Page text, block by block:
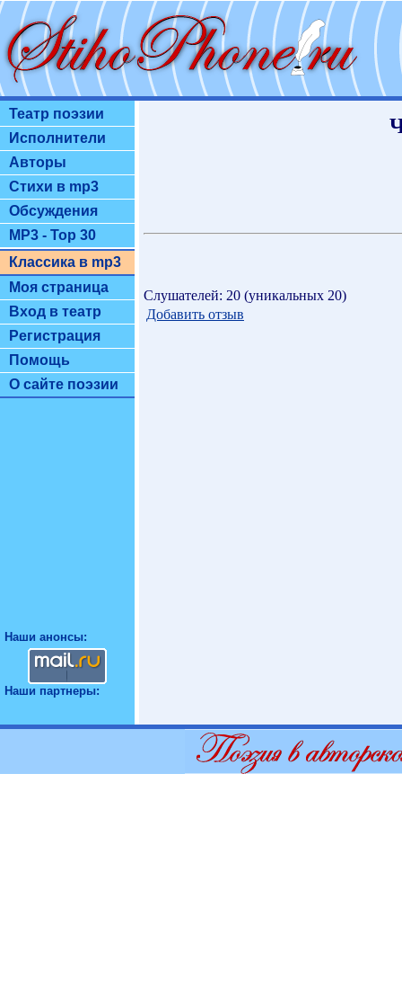
Театр поэзии
Исполнители
Авторы
Стихи в mp3
Обсуждения
MP3 - Top 30
Классика в mp3
Моя страница
Вход в театр
Регистрация
Помощь
О сайте поэзии
Наши анонсы:
Наши партнеры:
Слушателей: 20 (уникальных 20)
Добавить отзыв